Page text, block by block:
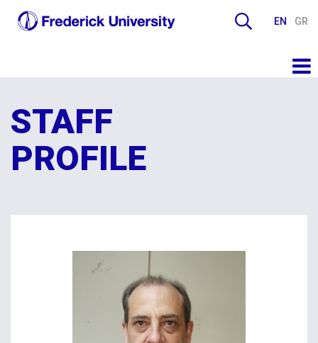
EN GR
STAFF
PROFILE